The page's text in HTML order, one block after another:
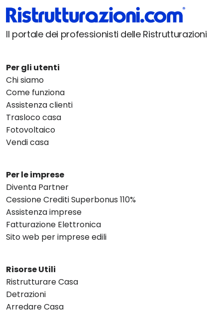
Il portale dei professionisti delle Ristrutturazioni
Per gli utenti
Chi siamo
Come funziona
Assistenza clienti
Trasloco casa
Fotovoltaico
Vendi casa
Per le imprese
Diventa Partner
Cessione Crediti Superbonus 110%
Assistenza imprese
Fatturazione Elettronica
Sito web per imprese edili
Risorse Utili
Ristrutturare Casa
Detrazioni
Arredare Casa